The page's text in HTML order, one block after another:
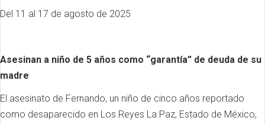
Del 11 al 17 de agosto de 2025
Asesinan a niño de 5 años como “garantía” de deuda de su
madre
El asesinato de Fernando, un niño de cinco años reportado
como desaparecido en Los Reyes La Paz, Estado de México,